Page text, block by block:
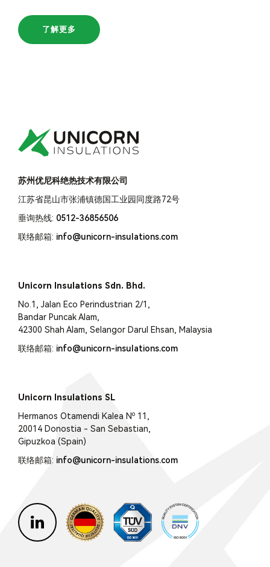
了解更多
苏州优尼科绝热技术有限公司
江苏省昆山市张浦镇德国工业园同度路72号
垂询热线: 0512-36856506
联络邮箱: info@unicorn-insulations.com
Unicorn Insulations Sdn. Bhd.
No.1, Jalan Eco Perindustrian 2/1,
Bandar Puncak Alam,
42300 Shah Alam, Selangor Darul Ehsan, Malaysia
联络邮箱: info@unicorn-insulations.com
Unicorn Insulations SL
Hermanos Otamendi Kalea Nº 11,
20014 Donostia - San Sebastian,
Gipuzkoa (Spain)
联络邮箱: info@unicorn-insulations.com